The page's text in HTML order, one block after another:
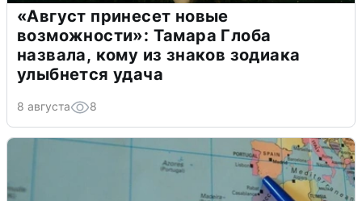
«Август принесет новые
возможности»: Тамара Глоба
назвала, кому из знаков зодиака
улыбнется удача
8 августа 8